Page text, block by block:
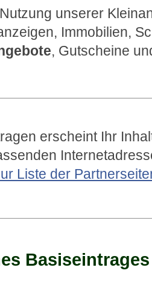
unserer
Immobilien,
, Gutscheine
erscheint Ihr
Liste der
Basiseintrages